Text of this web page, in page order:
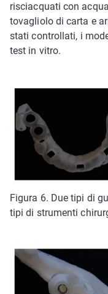
risciacquati con
tovagliolo di carta e
stati controllati, i
test in vitro.
Figura 6. Due tipi di
tipi di strumenti